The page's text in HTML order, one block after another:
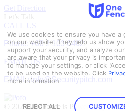
Get Direction
Let’s Talk
CALL US
Phone: +66 2 103 6462
EMAIL US
EMAIL: Info@Securitypitch.com
© 2023 OneFence is Powered by
We use cookies to ensure you have a
on our website. They help us show
support your security, and analyze
are aware that your privacy is
to manage your settings, or click
to be used on the website. Click
more information
REJECT ALL